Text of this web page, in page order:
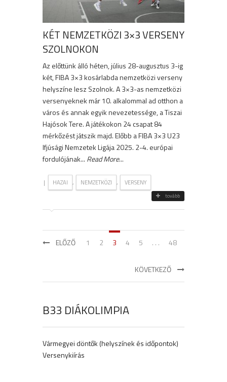
KÉT NEMZETKÖZI 3×3 VERSENY
SZOLNOKON
Az előttünk álló héten, július 28-augusztus 3-ig
két, FIBA 3×3 kosárlabda nemzetközi verseny
helyszíne lesz Szolnok. A 3×3-as nemzetközi
versenyeknek már 10. alkalommal ad otthon a
város és annak egyik nevezetessége, a Tiszai
Hajósok Tere. A játékokon 24 csapat 84
mérkőzést játszik majd. Előbb a FIBA 3×3 U23
Ifjúsági Nemzetek Ligája 2025. 2-4. európai
fordulójának... Read More...
| HAZAI , NEMZETKÖZI , VERSENY
tovább
ELŐZŐ 1 2 3 4 5 . . . 48
KÖVETKEZŐ
B33 DIÁKOLIMPIA
Vármegyei döntők (helyszínek és időpontok)
Versenykiírás